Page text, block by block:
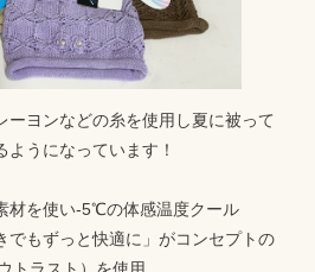
ーヨンなどの糸を使用し夏に被って
ようになっています！
材を使い-5℃の体感温度クール
でもずっと快適に」がコンセプトの